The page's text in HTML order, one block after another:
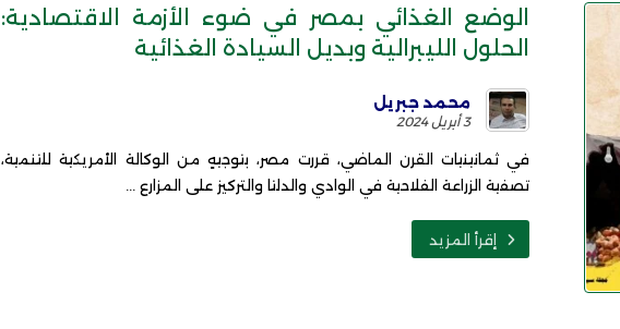
الوضع الغذائي بمصر في ضوء الأزمة الاقتصادية:
الحلول الليبرالية وبديل السيادة الغذائية
محمد جبريل
3 أبريل 2024
في ثمانينيات القرن الماضي، قررت مصر، بتوجيهٍ من الوكالة الأمريكية للتنمية،
تصفية الزراعة الفلاحية في الوادي والدلتا والتركيز على المزارع ...
إقرأ المزيد